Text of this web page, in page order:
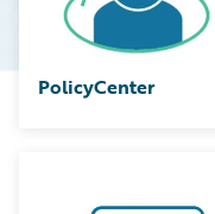
PolicyCenter